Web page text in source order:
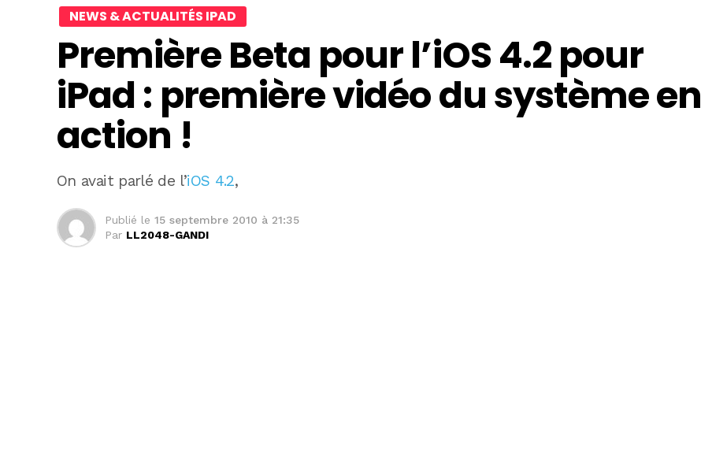
NEWS & ACTUALITÉS IPAD
Première Beta pour l’iOS 4.2 pour
iPad : première vidéo du système en
action !
On avait parlé de l’iOS 4.2,
Publié le 15 septembre 2010 à 21:35
Par LL2048-GANDI